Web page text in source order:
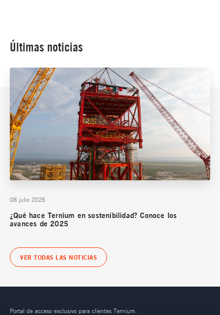
Últimas noticias
08 julio 2026
¿Qué hace Ternium en sostenibilidad? Conoce los
avances de 2025
VER TODAS LAS NOTICIAS
Portal de acceso exclusivo para clientes Ternium.